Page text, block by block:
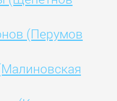
(Перумов